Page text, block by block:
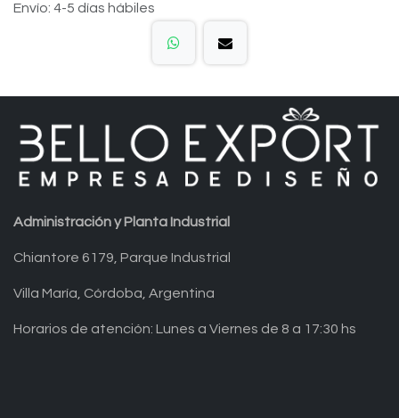
Envío: 4-5 días hábiles
Administración y Planta Industrial
Chiantore 6179, Parque Industrial
Villa María, Córdoba, Argentina
Horarios de atención: Lunes a Viernes de 8 a 17:30 hs